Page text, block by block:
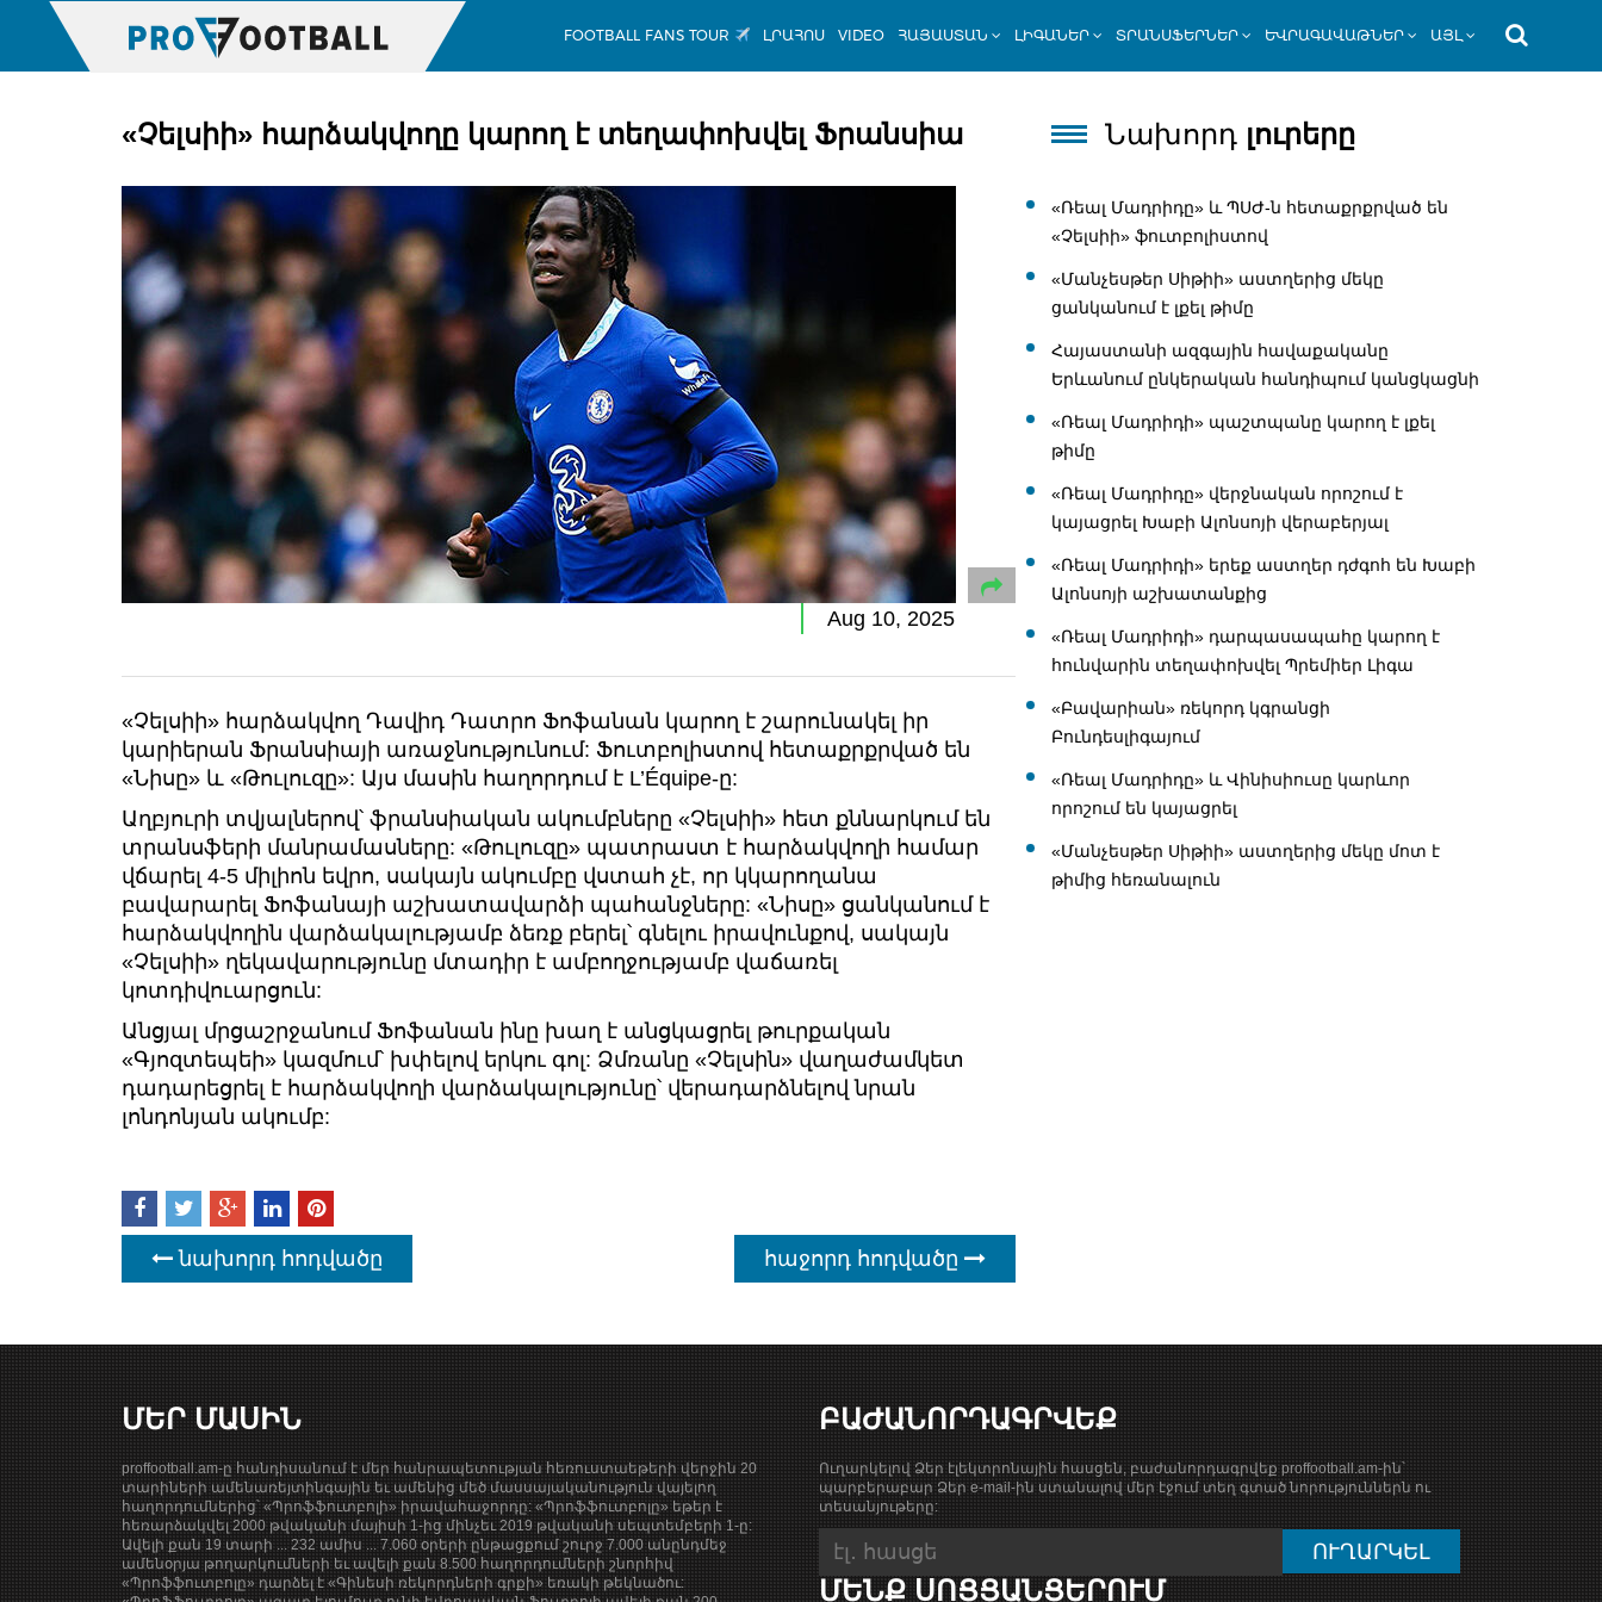
FOOTBALL FANS TOUR ԼՐԱՀՈՍ VIDEO ՀԱՅԱՍՏԱՆ ԼԻԳԱՆԵՐ ՏՐԱՆՍՖԵՐՆԵՐ ԵՎՐԱԳԱՎԱԹՆԵՐ ԱՅԼ
«Չելսիի» հարձակվողը կարող է տեղափոխվել Ֆրանսիա
Aug 10, 2025
«Չելսիի» հարձակվող Դավիդ Դատրո Ֆոֆանան կարող է շարունակել իր
կարիերան Ֆրանսիայի առաջնությունում: Ֆուտբոլիստով հետաքրքրված են
«Նիսը» և «Թուլուզը»: Այս մասին հաղորդում է L’Équipe-ը:
Աղբյուրի տվյալներով՝ ֆրանսիական ակումբները «Չելսիի» հետ քննարկում են
տրանսֆերի մանրամասները: «Թուլուզը» պատրաստ է հարձակվողի համար
վճարել 4-5 միլիոն եվրո, սակայն ակումբը վստահ չէ, որ կկարողանա
բավարարել Ֆոֆանայի աշխատավարձի պահանջները: «Նիսը» ցանկանում է
հարձակվողին վարձակալությամբ ձեռք բերել՝ գնելու իրավունքով, սակայն
«Չելսիի» ղեկավարությունը մտադիր է ամբողջությամբ վաճառել
կոտդիվուարցուն:
Անցյալ մրցաշրջանում Ֆոֆանան ինը խաղ է անցկացրել թուրքական
«Գյոզտեպեի» կազմում՝ խփելով երկու գոլ: Ձմռանը «Չելսին» վաղաժամկետ
դադարեցրել է հարձակվողի վարձակալությունը՝ վերադարձնելով նրան
լոնդոնյան ակումբ:
նախորդ հոդվածը հաջորդ հոդվածը
Նախորդ լուրերը
«Ռեալ Մադրիդը» և ՊՍԺ-ն հետաքրքրված են
«Չելսիի» ֆուտբոլիստով
«Մանչեսթեր Սիթիի» աստղերից մեկը
ցանկանում է լքել թիմը
Հայաստանի ազգային հավաքականը
Երևանում ընկերական հանդիպում կանցկացնի
«Ռեալ Մադրիդի» պաշտպանը կարող է լքել
թիմը
«Ռեալ Մադրիդը» վերջնական որոշում է
կայացրել Խաբի Ալոնսոյի վերաբերյալ
«Ռեալ Մադրիդի» երեք աստղեր դժգոհ են Խաբի
Ալոնսոյի աշխատանքից
«Ռեալ Մադրիդի» դարպասապահը կարող է
հունվարին տեղափոխվել Պրեմիեր Լիգա
«Բավարիան» ռեկորդ կգրանցի
Բունդեսլիգայում
«Ռեալ Մադրիդը» և Վինիսիուսը կարևոր
որոշում են կայացրել
«Մանչեսթեր Սիթիի» աստղերից մեկը մոտ է
թիմից հեռանալուն
ՄԵՐ ՄԱՍԻՆ
proffootball.am-ը հանդիսանում է մեր հանրապետության հեռուստաեթերի վերջին 20
տարիների ամենառեյտինգային եւ ամենից մեծ մասսայականություն վայելող
հաղորդումներից՝ «Պրոֆֆուտբոլի» իրավահաջորդը: «Պրոֆֆուտբոլը» եթեր է
հեռարձակվել 2000 թվականի մայիսի 1-ից մինչեւ 2019 թվականի սեպտեմբերի 1-ը:
Ավելի քան 19 տարի ... 232 ամիս ... 7.060 օրերի ընթացքում շուրջ 7.000 անընդմեջ
ամենօրյա թողարկումների եւ ավելի քան 8.500 հաղորդումների շնորհիվ
«Պրոֆֆուտբոլը» դարձել է «Գինեսի ռեկորդների գրքի» եռակի թեկնածու:
ԲԱԺԱՆՈՐԴԱԳՐՎԵՔ
Ուղարկելով Ձեր էլեկտրոնային հասցեն, բաժանորդագրվեք proffootball.am-ին՝
պարբերաբար Ձեր e-mail-ին ստանալով մեր էջում տեղ գտած նորություններն ու
տեսանյութերը:
ՄԵՆՔ ՍՈՑՑԱՆՑԵՐՈՒՄ